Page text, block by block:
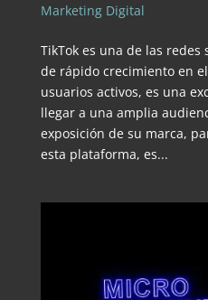
Marketing Digital
TikTok es una de las
de rápido crecimiento en
usuarios activos, es una
llegar a una amplia
exposición de su marca,
esta plataforma, es...